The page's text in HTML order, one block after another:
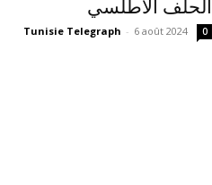
الحلف الأطلسي
Tunisie Telegraph - 6 août 2024 0